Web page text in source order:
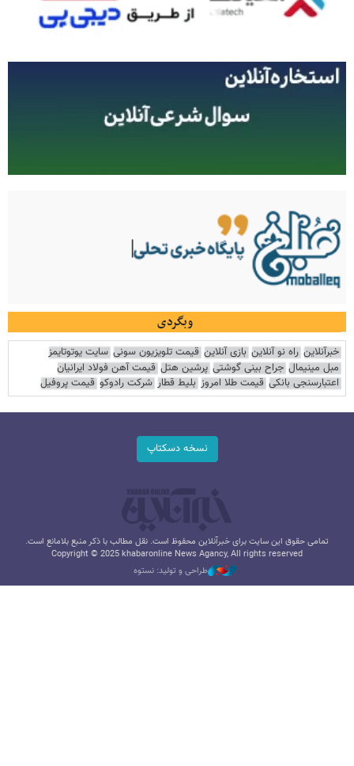
وبگردی
خبرآنلاین راه نو آنلاین بازی آنلاین قیمت تلویزیون سونی سایت یوتوتایمز
مبل مینیمال جراح بینی گوشتی پرشین هتل قیمت آهن فولاد ایرانیان
اعتبارسنجی بانکی قیمت طلا امروز بلیط قطار شرکت رادوکو قیمت پروفیل
نسخه دسکتاپ
تمامی حقوق این سایت برای خبرآنلاین محفوظ است. نقل مطالب با ذکر منبع بلامانع است.
Copyright © 2025 khabaronline News Agancy, All rights reserved
طراحی و تولید: نستوه